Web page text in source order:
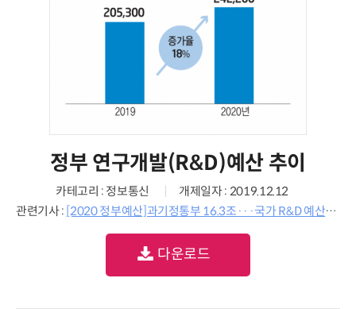
정부 연구개발(R&D)예산 추이
카테고리 : 정보통신
개제일자 : 2019.12.12
관련기사 : [2020 정부예산]과기정통부 16.3조···국가 R&D 예산은 24.2조
다운로드